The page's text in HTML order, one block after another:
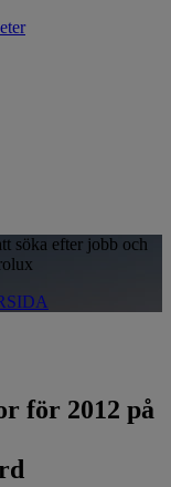
söka efter jobb och
för 2012 på